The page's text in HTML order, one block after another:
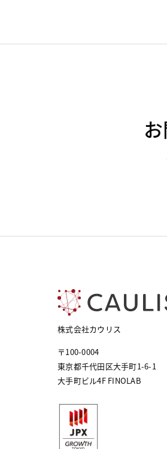
株式会社カウリス
〒100-0004
東京都千代田区大手町1-6-1
大手町ビル4F FINOLAB